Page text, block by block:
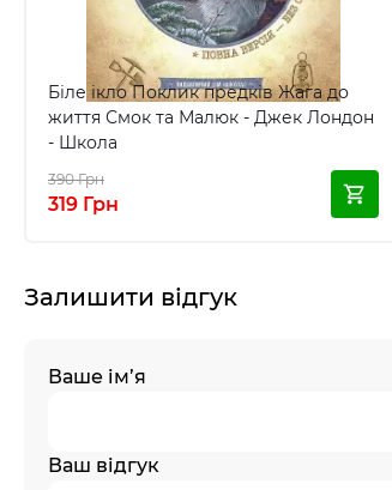
Біле ікло Поклик предків Жага до
життя Смок та Малюк - Джек Лондон
- Школа
390 Грн
319 Грн
Залишити відгук
Ваше ім’я
Ваш відгук